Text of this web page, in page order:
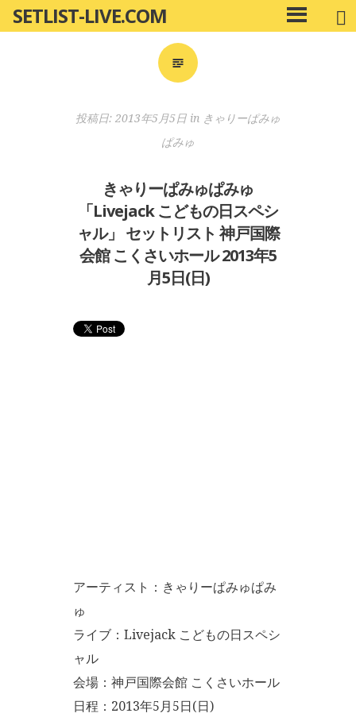
ン
SETLIST-LIVE.COM
メ
イ
投稿日: 2013年5月5日 in きゃりーぱみゅ
ぱみゅ
きゃりーぱみゅぱみゅ
「Livejack こどもの日スペシ
ャル」 セットリスト 神戸国際
会館 こくさいホール 2013年5
月5日(日)
アーティスト：きゃりーぱみゅぱみ
ゅ
ライブ：Livejack こどもの日スペシ
ャル
会場：神戸国際会館 こくさいホール
日程：2013年5月5日(日)